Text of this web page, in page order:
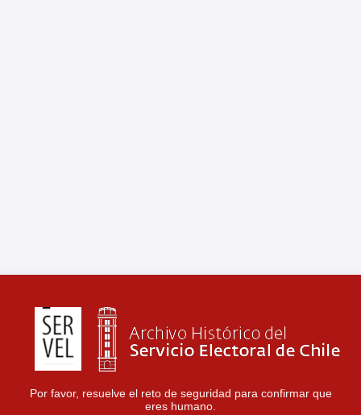
Por favor, resuelve el reto de seguridad para confirmar que
eres humano.